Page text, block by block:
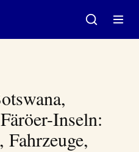
Inseln:
Fahrzeuge,